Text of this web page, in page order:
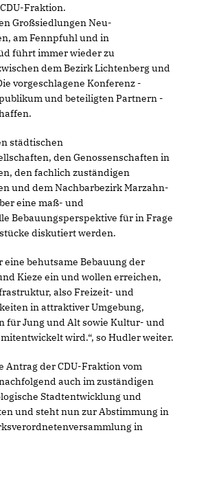
Fraktion.
Großsiedlungen Neu-
am Fennpfuhl und in
führt immer wieder zu
dem Bezirk Lichtenberg und
vorgeschlagene Konferenz -
und beteiligten Partnern -
städtischen
den Genossenschaften in
den fachlich zuständigen
und dem Nachbarbezirk Marzahn-
eine maß- und
Bebauungsperspektive für in Frage
diskutiert werden.
behutsame Bebauung der
Kieze ein und wollen erreichen,
also Freizeit- und
in attraktiver Umgebung,
für Jung und Alt sowie Kultur- und
wird.“, so Hudler weiter.
Antrag der CDU-Fraktion vom
auch im zuständigen
Stadtentwicklung und
und steht nun zur Abstimmung in
in